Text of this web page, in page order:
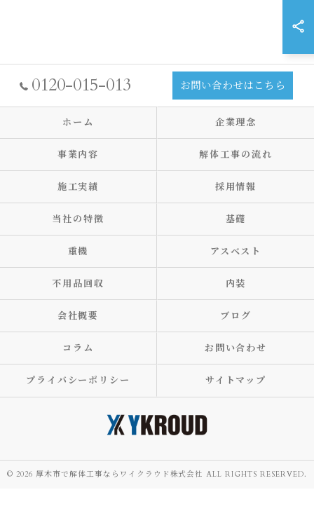
0120-015-013 お問い合わせはこちら
ホーム 企業理念
事業内容 解体工事の流れ
施工実績 採用情報
当社の特徴 基礎
重機 アスベスト
不用品回収 内装
会社概要 ブログ
コラム お問い合わせ
プライバシーポリシー サイトマップ
© 2026 厚木市で解体工事ならワイクラウド株式会社 ALL RIGHTS RESERVED.